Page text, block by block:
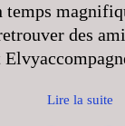
des
Lire la suite